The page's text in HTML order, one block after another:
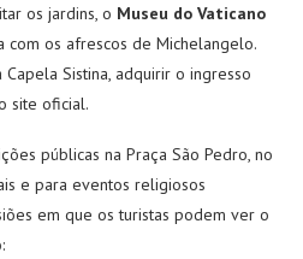
os jardins, o Museu do Vaticano
com os afrescos de Michelangelo.
Sistina, adquirir o ingresso
site oficial.
públicas na Praça São Pedro, no
e para eventos religiosos
em que os turistas podem ver o